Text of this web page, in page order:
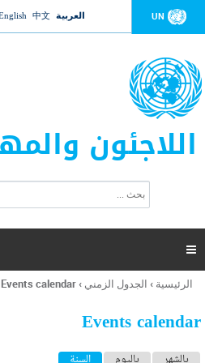
to navigation UN العربية 中文
اللاجئون
ت
ر
ل
ح
ب

أنت
هنا
الرئيسية › الجدول الزمني ›
Events calendar
Events calendar